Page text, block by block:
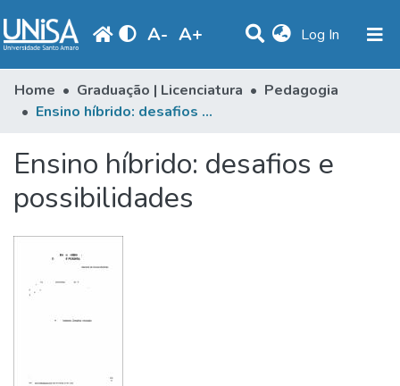
A- A+ Log In (current)
Communities & Collections
Browse
Produção Docente
Periodicals
Home Graduação | Licenciatura
Pedagogia
Ensino híbrido: desafios e possibilidades
Ensino híbrido: desafios e
possibilidades